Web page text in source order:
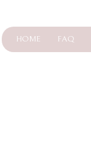
HOME FAQ